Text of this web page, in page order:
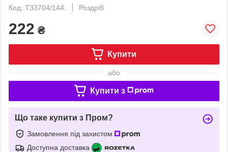
Код: T33704/144.
Роздріб
222 ₴
Купити
або
Купити з
Що таке купити з Пром?
Замовлення під захистом
Доступна доставка